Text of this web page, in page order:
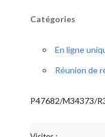
Catégories
En ligne
Réunion de
P47682/M34373/